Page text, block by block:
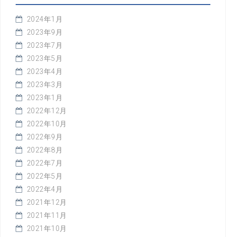
2024年1月
2023年9月
2023年7月
2023年5月
2023年4月
2023年3月
2023年1月
2022年12月
2022年10月
2022年9月
2022年8月
2022年7月
2022年5月
2022年4月
2021年12月
2021年11月
2021年10月